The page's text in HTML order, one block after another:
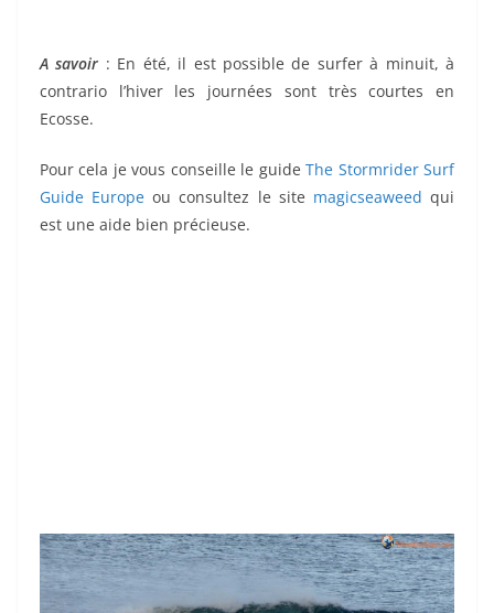
A savoir : En été, il est possible de surfer à minuit, à
contrario l’hiver les journées sont très courtes en
Ecosse.
Pour cela je vous conseille le guideThe Stormrider Surf
Guide Europe ou consultez le site magicseaweed qui
est une aide bien précieuse.